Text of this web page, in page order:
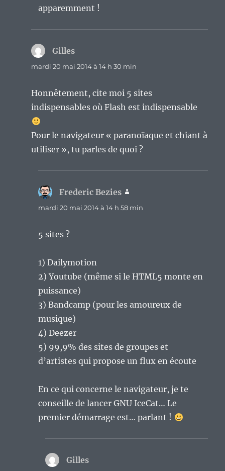
apparemment !
Gilles
mardi 20 mai 2014 à 14 h 30 min
Honnêtement, cite moi 5 sites
indispensables où Flash est indispensable
Pour le navigateur « paranoïaque et chiant à
utiliser », tu parles de quoi ?
Frederic Bezies
mardi 20 mai 2014 à 14 h 58 min
5 sites ?
1) Dailymotion
2) Youtube (même si le HTML5 monte en
puissance)
3) Bandcamp (pour les amoureux de
musique)
4) Deezer
5) 99,9% des sites de groupes et
d’artistes qui propose un flux en écoute
En ce qui concerne le navigateur, je te
conseille de lancer GNU IceCat… Le
premier démarrage est… parlant !
Gilles